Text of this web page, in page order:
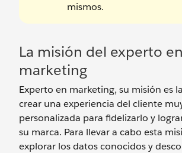
mismos.
La misión del experto en
marketing
Experto en marketing, su misión es
crear una experiencia del cliente
personalizada para fidelizarlo y
su marca. Para llevar a cabo esta
explorar los datos conocidos y